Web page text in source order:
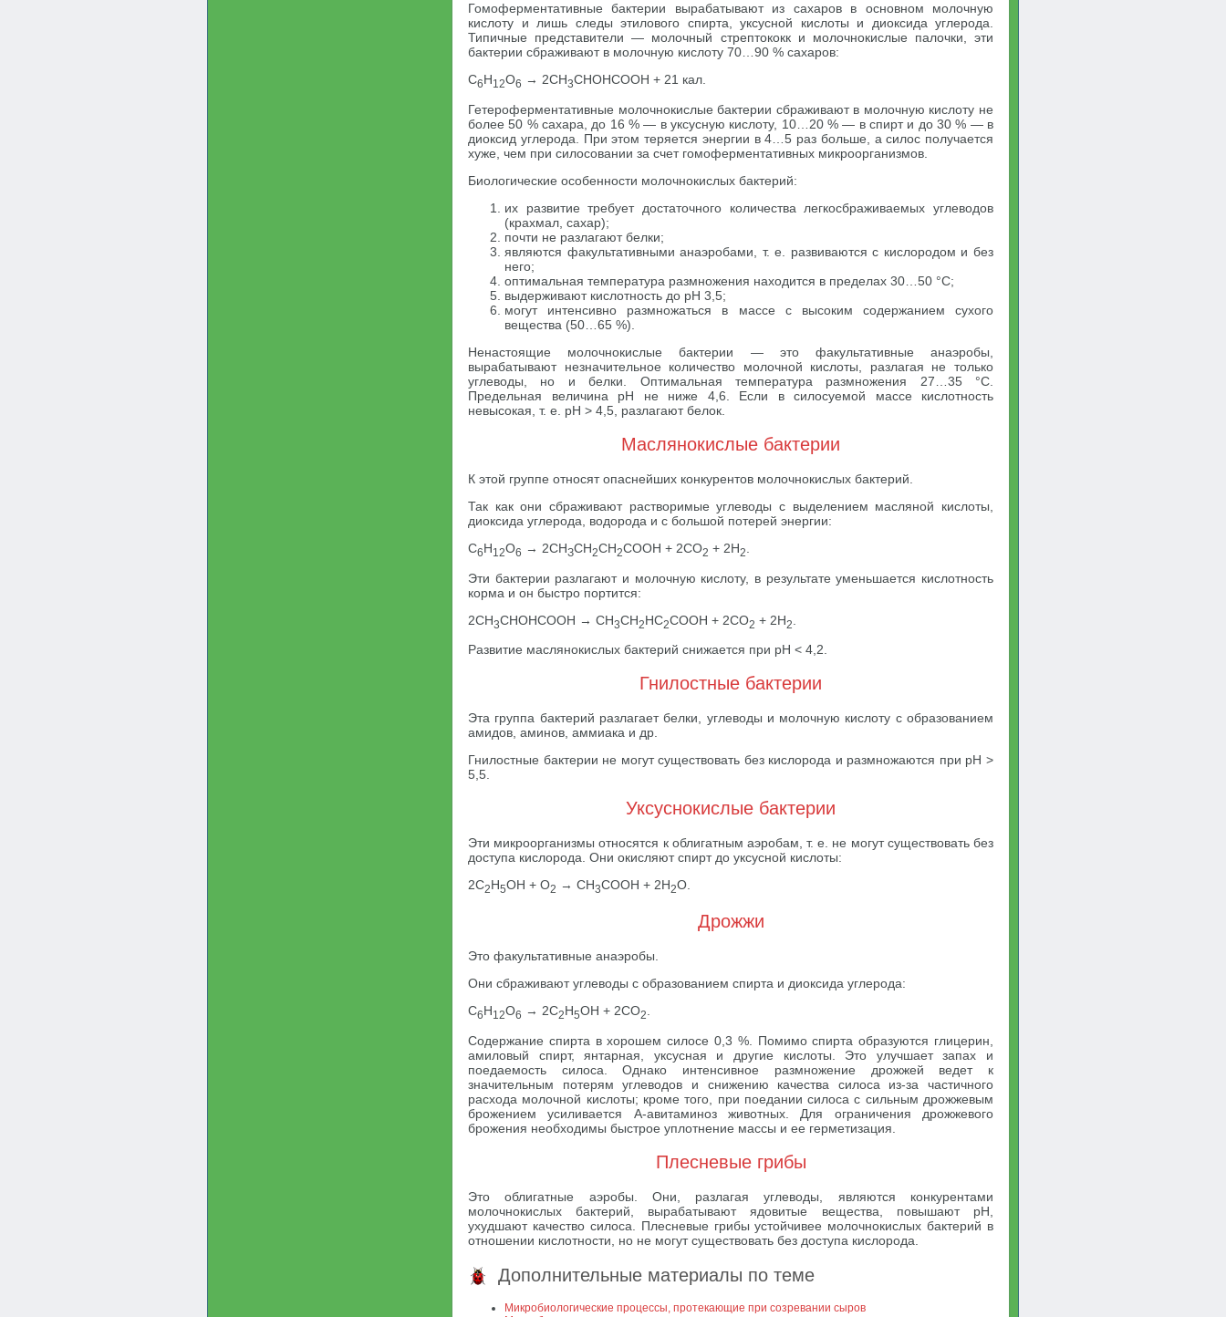
Гомоферментативные бактерии вырабатывают из сахаров в основном молочную
кислоту и лишь следы этилового спирта, уксусной кислоты и диоксида углерода.
Типичные представители — молочный стрептококк и молочнокислые палочки, эти
бактерии сбраживают в молочную кислоту 70…90 % сахаров:
С6Н12O6 → 2СН3СНОНСООН + 21 кал.
Гетероферментативные молочнокислые бактерии сбраживают в молочную кислоту не
более 50 % сахара, до 16 % — в уксусную кислоту, 10…20 % — в спирт и до 30 % — в
диоксид углерода. При этом теряется энергии в 4…5 раз больше, а силос получается
хуже, чем при силосовании за счет гомоферментативных микроорганизмов.
Биологические особенности молочнокислых бактерий:
их развитие требует достаточного количества легкосбраживаемых углеводов
(крахмал, сахар);
почти не разлагают белки;
являются факультативными анаэробами, т. е. развиваются с кислородом и без
него;
оптимальная температура размножения находится в пределах 30…50 °С;
выдерживают кислотность до pH 3,5;
могут интенсивно размножаться в массе с высоким содержанием сухого
вещества (50…65 %).
Ненастоящие молочнокислые бактерии — это факультативные анаэробы,
вырабатывают незначительное количество молочной кислоты, разлагая не только
углеводы, но и белки. Оптимальная температура размножения 27…35 °С.
Предельная величина pH не ниже 4,6. Если в силосуемой массе кислотность
невысокая, т. е. pH > 4,5, разлагают белок.
Маслянокислые бактерии
К этой группе относят опаснейших конкурентов молочнокислых бактерий.
Так как они сбраживают растворимые углеводы с выделением масляной кислоты,
диоксида углерода, водорода и с большой потерей энергии:
С6Н12O6 → 2СНЗСН2СН2СООН + 2СO2 + 2Н2
Эти бактерии разлагают и молочную кислоту, в результате уменьшается кислотность
корма и он быстро портится:
2СН3СНОНСООН → СН3СН2НС2СООН + 2СO2 + 2Н2
Развитие маслянокислых бактерий снижается при pH < 4,2.
Гнилостные бактерии
Эта группа бактерий разлагает белки, углеводы и молочную кислоту с образованием
амидов, аминов, аммиака и др.
Гнилостные бактерии не могут существовать без кислорода и размножаются при pH >
5,5.
Уксуснокислые бактерии
Эти микроорганизмы относятся к облигатным аэробам, т. е. не могут существовать без
доступа кислорода. Они окисляют спирт до уксусной кислоты:
2С2Н5ОН + O2 → СН3СООН + 2Н2O.
Дрожжи
Это факультативные анаэробы.
Они сбраживают углеводы с образованием спирта и диоксида углерода:
С6Н12O6 → 2С2Н5ОН + 2СO2
Содержание спирта в хорошем силосе 0,3 %. Помимо спирта образуются глицерин,
амиловый спирт, янтарная, уксусная и другие кислоты. Это улучшает запах и
поедаемость силоса. Однако интенсивное размножение дрожжей ведет к
значительным потерям углеводов и снижению качества силоса из-за частичного
расхода молочной кислоты; кроме того, при поедании силоса с сильным дрожжевым
брожением усиливается А-авитаминоз животных. Для ограничения дрожжевого
брожения необходимы быстрое уплотнение массы и ее герметизация.
Плесневые грибы
Это облигатные аэробы. Они, разлагая углеводы, являются конкурентами
молочнокислых бактерий, вырабатывают ядовитые вещества, повышают pH,
ухудшают качество силоса. Плесневые грибы устойчивее молочнокислых бактерий в
отношении кислотности, но не могут существовать без доступа кислорода.
Дополнительные материалы по теме
Микробиологические процессы, протекающие при созревании сыров